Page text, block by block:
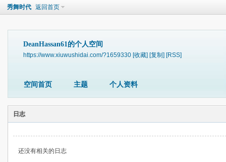
秀舞时代 返回首页
DeanHassan61的个人空间
https://www.xiuwushidai.com/?1659330 [收藏] [复制] [RSS]
空间首页 主题 个人资料
日志
还没有相关的日志